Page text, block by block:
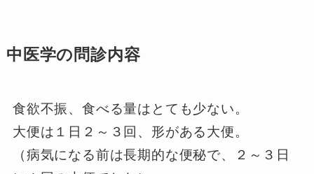
中医学の問診内容
食欲不振、食べる量はとても少ない。
大便は１日２～３回、形がある大便。
（病気になる前は長期的な便秘で、２～３日